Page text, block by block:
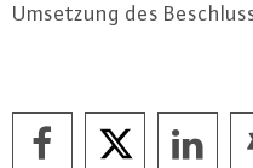
Umsetzung des